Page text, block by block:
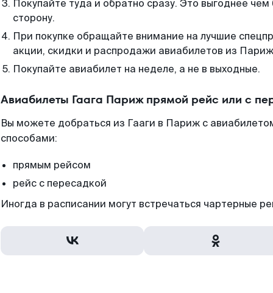
Покупайте туда и обратно сразу. Это выгоднее
сторону.
При покупке обращайте внимание на лучшие
акции, скидки и распродажи авиабилетов из
Покупайте авиабилет на неделе, а не в выходные.
Авиабилеты Гаага Париж прямой рейс или с
Вы можете добраться из Гааги в Париж с
способами:
прямым рейсом
рейс с пересадкой
Иногда в расписании могут встречаться чартерные